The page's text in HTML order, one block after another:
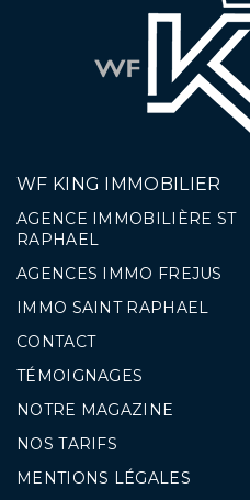
WF KING IMMOBILIER
AGENCE IMMOBILIÈRE ST
RAPHAEL
AGENCES IMMO FREJUS
IMMO SAINT RAPHAEL
CONTACT
TÉMOIGNAGES
NOTRE MAGAZINE
NOS TARIFS
MENTIONS LÉGALES